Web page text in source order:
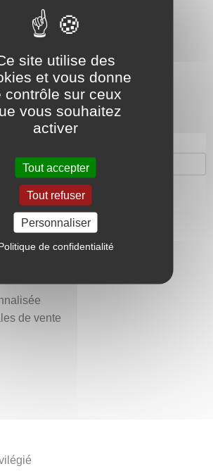
: 900 ventes, 294 avis
de vente
site utilise des
et vous donne
contrôle sur ceux
vous souhaitez
activer
Tout accepter
Tout refuser
Personnaliser
de confidentialité